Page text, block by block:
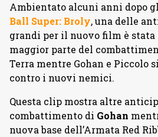
Ambientato alcuni anni dopo
Ball Super: Broly, una delle
grandi per il nuovo film è stata
maggior parte del
Terra mentre Gohan e Piccolo
contro i nuovi nemici.
Questa clip mostra altre
combattimento di Gohan
nuova base dell’Armata Red